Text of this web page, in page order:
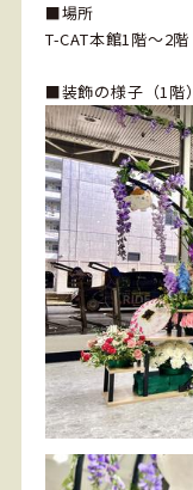
■場所
T-CAT本館1階～2階
■装飾の様子（1階）